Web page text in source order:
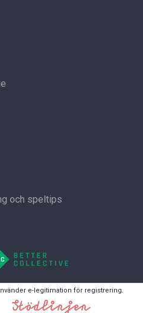
och speltips
e-legitimation för registrering.